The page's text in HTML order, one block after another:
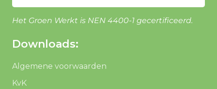
Het Groen Werkt is NEN 4400-1 gecertificeerd.
Downloads:
Algemene voorwaarden
KvK